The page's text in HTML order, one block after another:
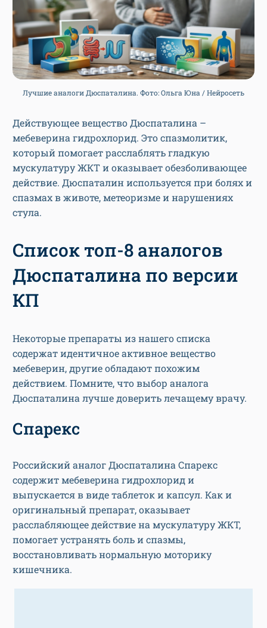
Лучшие аналоги Дюспаталина. Фото: Ольга Юна / Нейросеть
Действующее вещество Дюспаталина –
мебеверина гидрохлорид. Это спазмолитик,
который помогает расслаблять гладкую
мускулатуру ЖКТ и оказывает обезболивающее
действие. Дюспаталин используется при болях и
спазмах в животе, метеоризме и нарушениях
стула.
Список топ-8 аналогов
Дюспаталина по версии
КП
Некоторые препараты из нашего списка
содержат идентичное активное вещество
мебеверин, другие обладают похожим
действием. Помните, что выбор аналога
Дюспаталина лучше доверить лечащему врачу.
Спарекс
Российский аналог Дюспаталина Спарекс
содержит мебеверина гидрохлорид и
выпускается в виде таблеток и капсул. Как и
оригинальный препарат, оказывает
расслабляющее действие на мускулатуру ЖКТ,
помогает устранять боль и спазмы,
восстановливать нормальную моторику
кишечника.